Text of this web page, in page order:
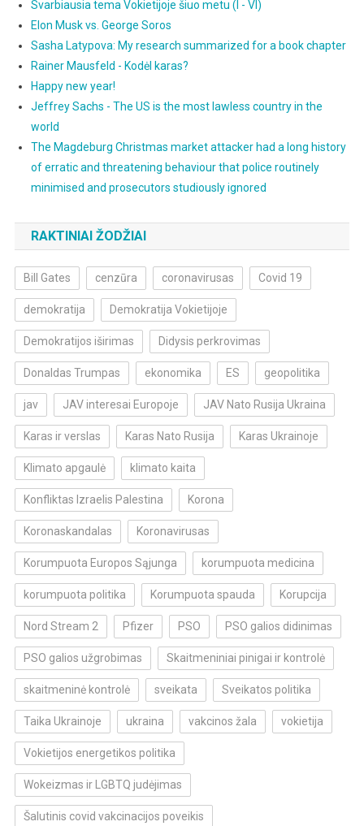
Svarbiausia tema Vokietijoje šiuo metu (I - VI)
Elon Musk vs. George Soros
Sasha Latypova: My research summarized for a book chapter
Rainer Mausfeld - Kodėl karas?
Happy new year!
Jeffrey Sachs - The US is the most lawless country in the
world
The Magdeburg Christmas market attacker had a long history
of erratic and threatening behaviour that police routinely
minimised and prosecutors studiously ignored
RAKTINIAI ŽODŽIAI
Bill Gates cenzūra coronavirusas Covid 19
demokratija Demokratija Vokietijoje
Demokratijos iširimas Didysis perkrovimas
Donaldas Trumpas ekonomika ES geopolitika
jav JAV interesai Europoje JAV Nato Rusija Ukraina
Karas ir verslas Karas Nato Rusija Karas Ukrainoje
Klimato apgaulė klimato kaita
Konfliktas Izraelis Palestina Korona
Koronaskandalas Koronavirusas
Korumpuota Europos Sąjunga korumpuota medicina
korumpuota politika Korumpuota spauda Korupcija
Nord Stream 2 Pfizer PSO PSO galios didinimas
PSO galios užgrobimas Skaitmeniniai pinigai ir kontrolė
skaitmeninė kontrolė sveikata Sveikatos politika
Taika Ukrainoje ukraina vakcinos žala vokietija
Vokietijos energetikos politika
Wokeizmas ir LGBTQ judėjimas
Šalutinis covid vakcinacijos poveikis